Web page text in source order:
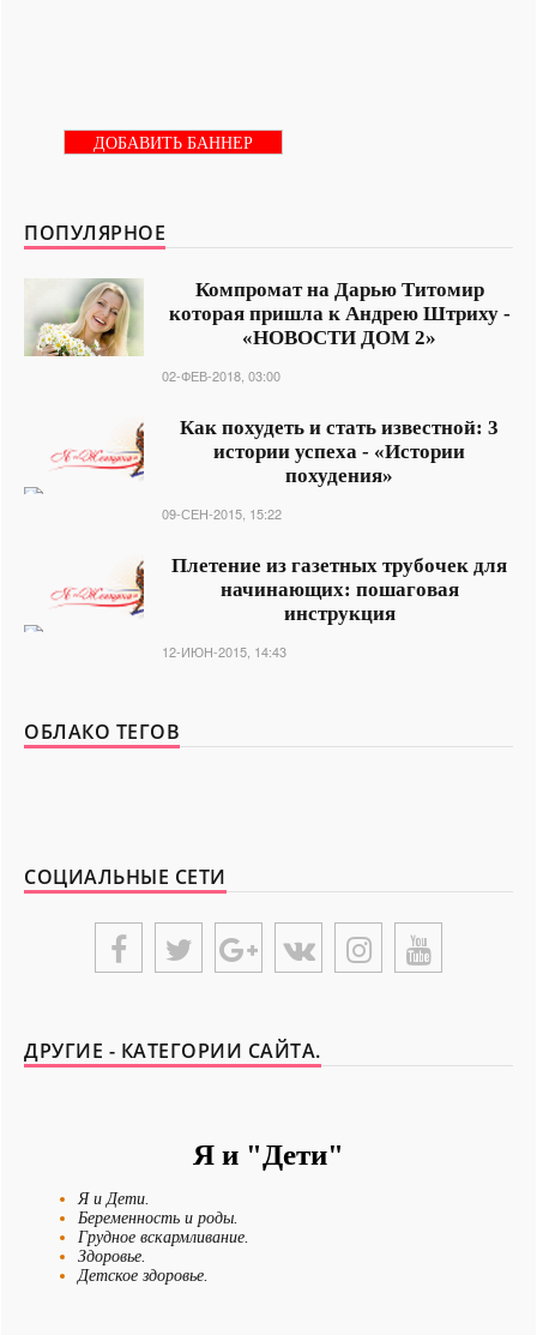
ДОБАВИТЬ БАННЕР
ПОПУЛЯРНОЕ
Компромат на Дарью Титомир
которая пришла к Андрею Штриху -
«НОВОСТИ ДОМ 2»
02-ФЕВ-2018, 03:00
Как похудеть и стать известной: 3
истории успеха - «Истории
похудения»
09-СЕН-2015, 15:22
Плетение из газетных трубочек для
начинающих: пошаговая
инструкция
12-ИЮН-2015, 14:43
ОБЛАКО ТЕГОВ
СОЦИАЛЬНЫЕ СЕТИ
ДРУГИЕ - КАТЕГОРИИ САЙТА.
Я и "Дети"
Я и Дети.
Беременность и роды.
Грудное вскармливание.
Здоровье.
Детское здоровье.